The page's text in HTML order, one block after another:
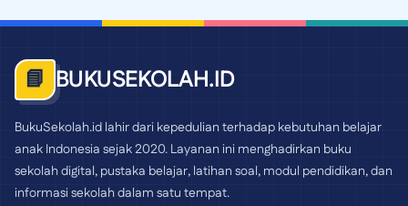
📘 BUKUSEKOLAH.ID
BukuSekolah.id lahir dari kepedulian terhadap kebutuhan belajar
anak Indonesia sejak 2020. Layanan ini menghadirkan buku
sekolah digital, pustaka belajar, latihan soal, modul pendidikan, dan
informasi sekolah dalam satu tempat.